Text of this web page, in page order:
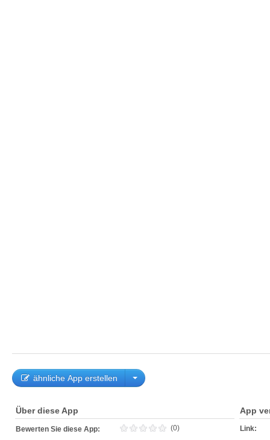
ähnliche App erstellen
Über diese App
Bewerten Sie diese App: (0)
App
Link: